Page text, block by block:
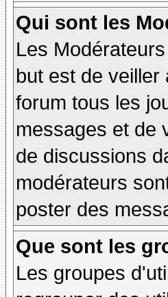
Qui sont les
Les
but est de
forum tous les
messages et de
de discussions
modérateurs
poster des
Que sont les
Les groupes